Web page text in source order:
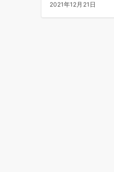
2021年12月21日